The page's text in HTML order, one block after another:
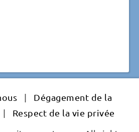
|
Dégagement de la
|
Respect de la vie privée